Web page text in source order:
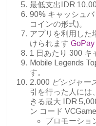
最低支出IDR
90% キャッシュ
コインの形式)。
アプリを利用した
けられます GoPay
1 日あたり 300 キ
Mobile Legends
す。
2.000 ビシジャー
引を行った人には
きる最大 IDR
ン コード
プロモーショ